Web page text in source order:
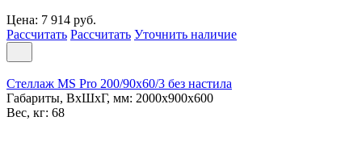
Цена: 7 914 руб.
Рассчитать Рассчитать Уточнить наличие
Стеллаж MS Pro 200/90x60/3 без настила
Габариты, ВxШxГ, мм: 2000x900x600
Вес, кг: 68